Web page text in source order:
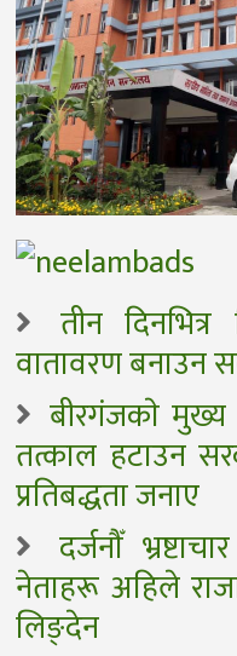
तीन
वातावरण बनाउन
बीरगंजकाे मुख्य
तत्काल हटाउन
प्रतिबद्धता जनाए
दर्जनौँ
नेताहरू अहिले
लिङ्देन